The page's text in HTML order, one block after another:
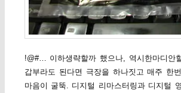
!@#… 이하생략할까 했으나, 역시한마디안
갑부라도 된다면 극장을 하나짓고 매주 한
마음이 굴뚝. 디지털 리마스터링과 디지털